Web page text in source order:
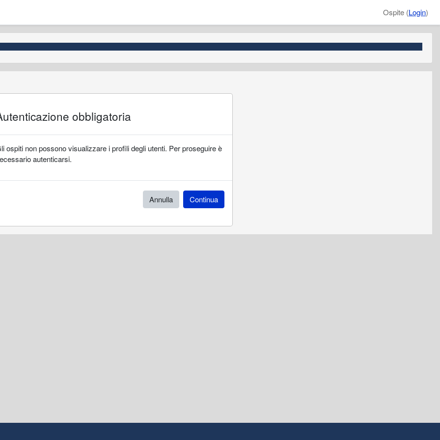
Ospite (Login)
obbligatoria
ospiti non possono visualizzare i profili degli utenti. Per proseguire è
autenticarsi.
Annulla Continua